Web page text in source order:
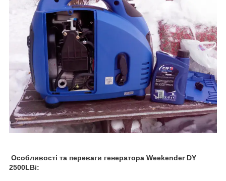
Особливості та переваги генератора Weekender DY
2500LBi: